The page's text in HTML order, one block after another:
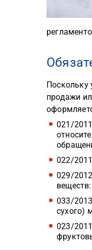
Поскольку
продажи
021/
022/
029/
033/
сухого)
023/